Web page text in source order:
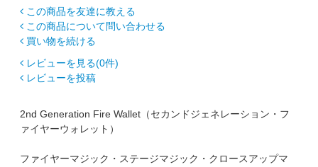
この商品を友達に教える
この商品について問い合わせる
買い物を続ける
レビューを見る(0件)
レビューを投稿
2nd Generation Fire Wallet（セカンドジェネレーション・フ
ァイヤーウォレット）
ファイヤーマジック・ステージマジック・クロースアップマ